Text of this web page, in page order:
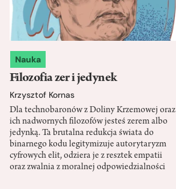
Nauka
Filozofia zer i jedynek
Krzysztof Kornas
Dla technobaronów z Doliny Krzemowej oraz
ich nadwornych filozofów jesteś zerem albo
jedynką. Ta brutalna redukcja świata do
binarnego kodu legitymizuje autorytaryzm
cyfrowych elit, odziera je z resztek empatii
oraz zwalnia z moralnej odpowiedzialności